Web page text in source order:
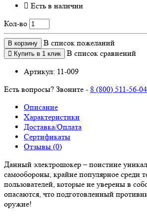
Есть в наличии
Кол-во
В корзину В список пожеланий
Купить в 1 клик
В список сравнений
Артикул: 11-009
Есть вопросы? Звоните - 8 (800) 511-56-04
Описание
Характеристики
Доставка/Оплата
Сертификаты
Отзывы (0)
Данный электрошокер – поистине
самообороны, крайне популярное среди
пользователей, которые не уверены в
опасаются, что подготовленный
оружие!